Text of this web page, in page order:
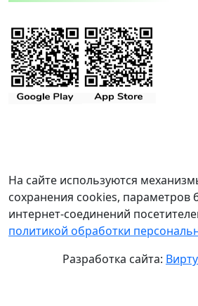
На сайте используются
сохранения cookies, параметров
интернет-соединений
политикой обработки
Разработка сайта: